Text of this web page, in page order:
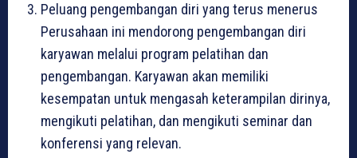
Peluang pengembangan diri yang terus menerus
Perusahaan ini mendorong pengembangan diri
karyawan melalui program pelatihan dan
pengembangan. Karyawan akan memiliki
kesempatan untuk mengasah keterampilan dirinya,
mengikuti pelatihan, dan mengikuti seminar dan
konferensi yang relevan.